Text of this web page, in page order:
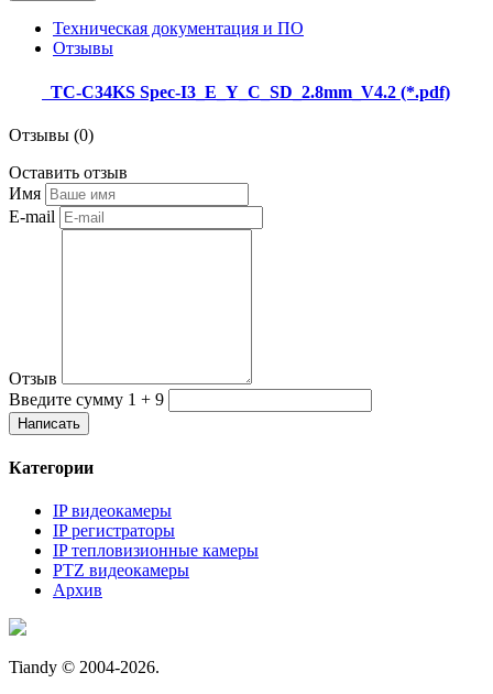
Техническая документация и ПО
Отзывы
TC-C34KS Spec-I3_E_Y_C_SD_2.8mm_V4.2 (*.pdf)
Отзывы (0)
Оставить отзыв
Имя
E-mail
Отзыв
Введите сумму 1 + 9
Категории
IP видеокамеры
IP регистраторы
IP тепловизионные камеры
PTZ видеокамеры
Архив
Tiandy © 2004-2026.